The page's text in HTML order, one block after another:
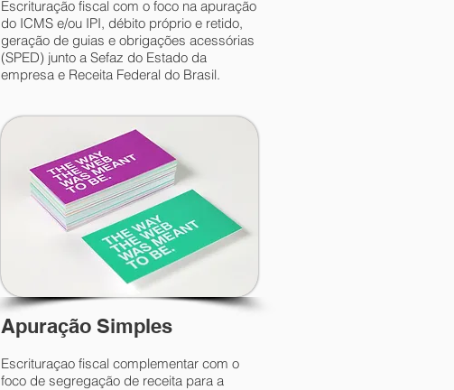
Escrituração fiscal com o foco na apuração
do ICMS e/ou IPI, débito próprio e retido,
geração de guias e obrigações acessórias
(SPED) junto a Sefaz do Estado da
empresa e Receita Federal do Brasil.
Apuração Simples
Escrituraçao fiscal complementar com o
foco de segregação de receita para a